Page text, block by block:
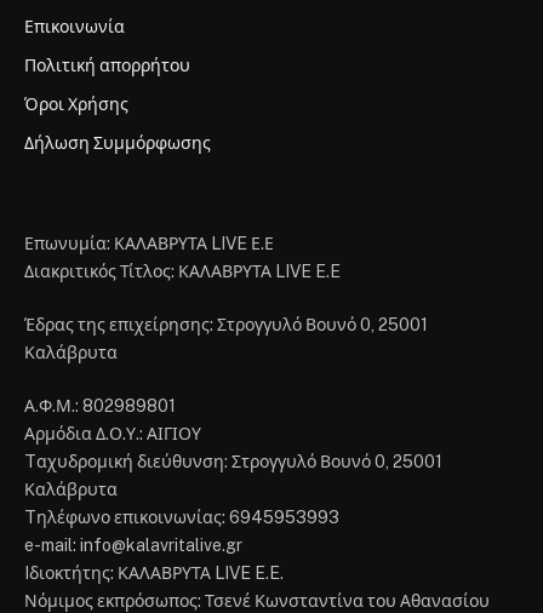
Επικοινωνία
Πολιτική απορρήτου
Όροι Χρήσης
Δήλωση Συμμόρφωσης
Επωνυμία: ΚΑΛΑΒΡΥΤΑ LIVE Ε.Ε
Διακριτικός Τίτλος: ΚΑΛΑΒΡΥΤΑ LIVE E.E
Έδρας της επιχείρησης: Στρογγυλό Βουνό 0, 25001
Καλάβρυτα
Α.Φ.Μ.: 802989801
Αρμόδια Δ.Ο.Υ.: ΑΙΓΙΟΥ
Tαχυδρομική διεύθυνση: Στρογγυλό Βουνό 0, 25001
Καλάβρυτα
Tηλέφωνο επικοινωνίας: 6945953993
e-mail: info@kalavritalive.gr
Iδιοκτήτης: ΚΑΛΑΒΡΥΤΑ LIVE E.E.
Νόμιμος εκπρόσωπος: Τσενέ Κωνσταντίνα του Αθανασίου